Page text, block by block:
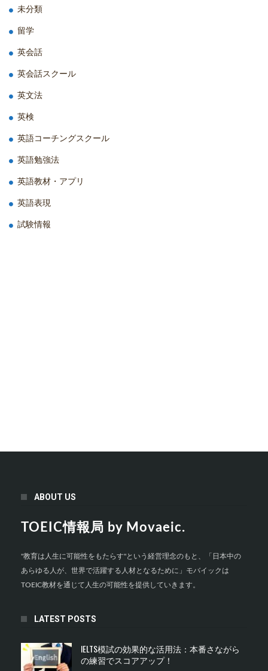
未分類
留学
英会話
英会話スクール
英文法
英検
英語コーチングスクール
英語勉強法
英語教材・アプリ
英語表現
試験情報
ABOUT US
TOEIC情報局 by Movaeic.
"教育は人生に可能性をもたらす"という経営理念のもと、「日本中の
あらゆる人が、世界で活躍する人材となるために」モバイックは
TOEIC教材を通じて人生の可能性を提供していきます。
LATEST POSTS
IELTS模試の効果的な活用法：本番さながら
の練習でスコアアップ！